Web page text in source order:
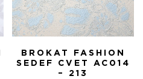
BROKAT FASHION
SEDEF CVET AC014
– 213